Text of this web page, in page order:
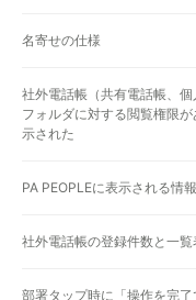
名寄せの仕様
社外電話帳（共有電話帳、
フォルダに対する閲覧権限
示された
PA PEOPLEに表示される情
社外電話帳の登録件数と一覧
部署タップ時に「操作を完了